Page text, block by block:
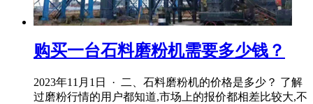
购买一台石料磨粉机需要多少钱？
2023年11月1日 · 二、石料磨粉机的价格是多少？ 了解
过磨粉行情的用户都知道,市场上的报价都相差比较大,不